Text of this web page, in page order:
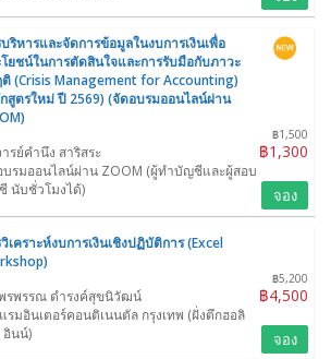
ริหารและจัดการข้อมูลในงบการเงินเพื่อ
ยชน์ในการตัดสินใจและการรับมือกับภาวะ
(Crisis Management for Accounting)
สูตรใหม่ ปี 2569) (จัดอบรมออนไลน์ผ่าน
฿1,500
฿1,300
รย์คำนึง สาริสระ
บรมออนไลน์ผ่าน ZOOM (ผู้ทำบัญชีและผู้สอบ
นับชั่วโมงได้)
จอง
เคราะห์งบการเงินเชิงปฏิบัติการ (Excel
฿5,200
฿4,500
รพรรณ ดำรงค์สุขนิวัฒน์
รมอินเตอร์คอนติเนนตัล กรุงเทพ (ฝั่งตึกฮอลิ
อินน์)
จอง